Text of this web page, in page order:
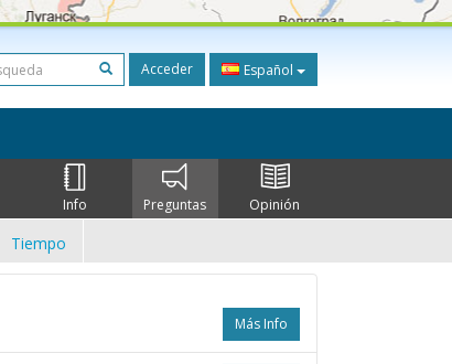
Acceder Español
Info Preguntas Opinión
Tiempo
Más Info